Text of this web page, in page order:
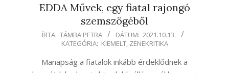
EDDA Művek, egy fiatal rajongó
szemszögéből
2021-
ÍRTA: TÁMBA PETRA DÁTUM: 2021.10.13.
KATEGÓRIA: KIEMELT, ZENEKRITIKA
Manapság a fiatalok inkább érdeklődnek a